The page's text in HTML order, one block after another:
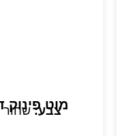
מוט פינוק
צבע: